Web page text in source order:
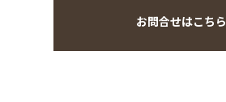
お問合せはこちら